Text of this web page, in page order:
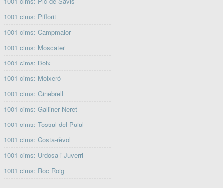
1001 cims: Piflorit
1001 cims: Campmaior
1001 cims: Moscater
1001 cims: Boix
1001 cims: Moixeró
1001 cims: Ginebrell
1001 cims: Galliner Neret
1001 cims: Tossal del Puial
1001 cims: Costa-rèvol
1001 cims: Urdosa i Juverri
1001 cims: Roc Roig